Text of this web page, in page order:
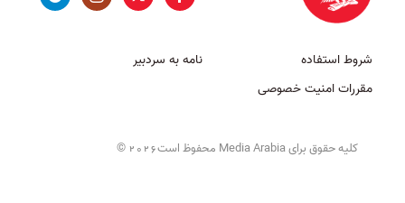
شروط استفاده
مقررات امنیت خصوصی
نامه به سردبیر
کلیه حقوق برای Media Arabia محفوظ است 2026
©